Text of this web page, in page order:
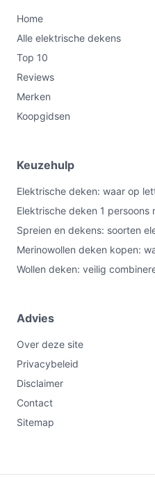
Home
Alle elektrische dekens
Top 10
Reviews
Merken
Koopgidsen
Keuzehulp
Elektrische deken: waar op
Elektrische deken 1
Spreien en dekens: soorten
Merinowollen deken kopen:
Wollen deken: veilig
Advies
Over deze site
Privacybeleid
Disclaimer
Contact
Sitemap